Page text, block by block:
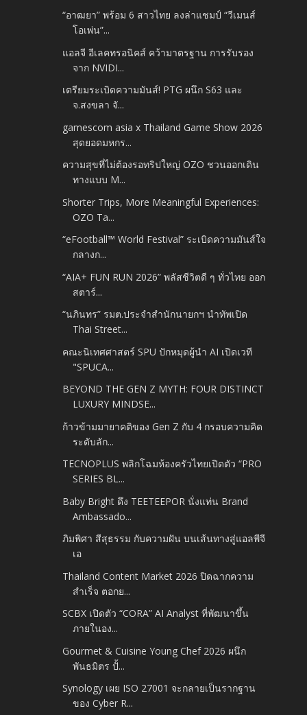
“อาฒยา” พร้อม 6 สาวไทย ลงล่าแชมป์ “วีเมนส์
โอเพ่น”...
แอลจี อีเลคทรอนิคส์ คว้ามาตรฐาน การรับรอง
จาก NVIDI...
เตรียมระเบิดความมันส์! PTG ผนึก S63 และ
จ.สงขลา จั...
gamescom asia x Thailand Game Show 2026
สุดยอดมหกร...
ความสุขที่ไม่ต้องรอทริปใหญ่ OZO ชวนออกเดิน
ทางแบบ M...
Shorter Trips, More Meaningful Experiences:
OZO Ta...
“eFootball™ World Festival” ระเบิดความมันส์ใจ
กลางก...
“AIA+ FUN RUN 2026” พลัสชีวิตดี ๆ ทั่วไทย ออก
สตาร์...
“นภินทร” รมต.ประจำสำนักนายกฯ นำทัพเปิด
Thai Street...
คณะนิเทศศาสตร์ SPU ปักหมุดผู้นำ AI เปิดเวที
"SPUCA...
BEYOND THE GEN Z MYTH: FOUR DISTINCT
LUXURY MINDSE...
ก้าวข้ามมายาคติของ Gen Z กับ 4 กรอบความคิด
ระดับลัก...
TECNOPLUS พลิกโฉมห้องครัวไทยเปิดตัว “PRO
SERIES BL...
Baby Bright ดึง TEETEEPOR นั่งแท่น Brand
Ambassado...
ภิมพิศา สีสุธรรม กับความฝัน บนเส้นทางสู่แอลพีจี
เอ
Thailand Content Market 2026 ปิดฉากความ
สำเร็จ ตอกย...
SCBX เปิดตัว “CORA” AI Analyst ที่พัฒนาขึ้น
ภายในอง...
Gourmet & Cuisine Young Chef 2026 ผนึก
พันธมิตร ปั้...
Synology เผย ISO 27001 จะกลายเป็นรากฐาน
ของ Cyber R...